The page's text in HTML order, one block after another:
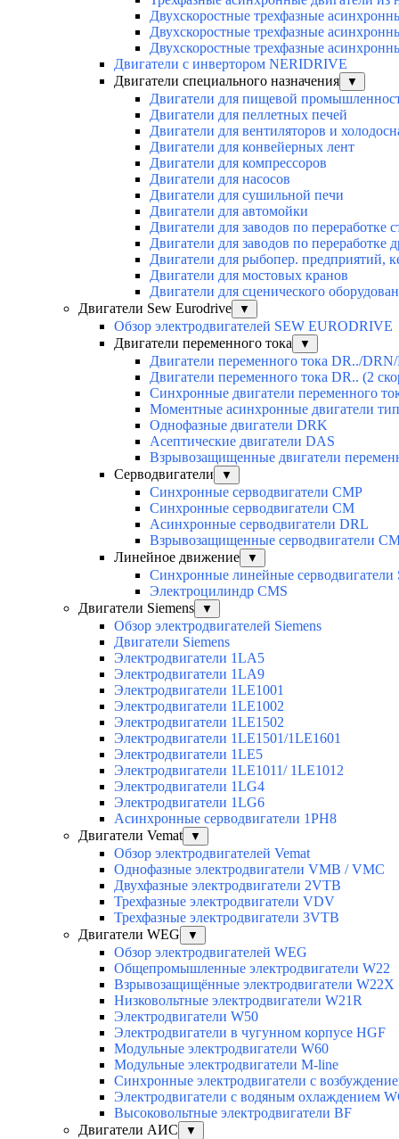
Двухскоростные трехфазные
Двухскоростные трехфазные
Двухскоростные трехфазные
Двигатели с инвертором NERIDRIVE
Двигатели специального назначения
▼
Двигатели для пищевой
Двигатели для пеллетных печей
Двигатели для вентиляторов и
Двигатели для конвейерных лент
Двигатели для компрессоров
Двигатели для насосов
Двигатели для сушильной печи
Двигатели для автомойки
Двигатели для заводов по переработке
Двигатели для заводов по переработке
Двигатели для рыбопер. предприятий,
Двигатели для мостовых кранов
Двигатели для сценического
Двигатели Sew Eurodrive
▼
Обзор электродвигателей SEW EURODRIVE
Двигатели переменного тока
▼
Двигатели переменного тока DR../DRN/
Двигатели переменного тока DR.. (2
Синхронные двигатели переменного
Моментные асинхронные двигатели
Однофазные двигатели DRK
Асептические двигатели DAS
Взрывозащищенные двигатели
Серводвигатели
▼
Синхронные серводвигатели CMP
Синхронные серводвигатели CM
Асинхронные серводвигатели DRL
Взрывозащищенные серводвигатели
Линейное движение
▼
Синхронные линейные серводвигатели
Электроцилиндр CMS
Двигатели Siemens
▼
Обзор электродвигателей Siemens
Двигатели Siemens
Электродвигатели 1LA5
Электродвигатели 1LA9
Электродвигатели 1LE1001
Электродвигатели 1LE1002
Электродвигатели 1LE1502
Электродвигатели 1LE1501/1LE1601
Электродвигатели 1LE5
Электродвигатели 1LE1011/ 1LE1012
Электродвигатели 1LG4
Электродвигатели 1LG6
Асинхронные серводвигатели 1PH8
Двигатели Vemat
▼
Обзор электродвигателей Vemat
Однофазные электродвигатели VMB / VMC
Двухфазные электродвигатели 2VTB
Трехфазные электродвигатели VDV
Трехфазные электродвигатели 3VTB
Двигатели WEG
▼
Обзор электродвигателей WEG
Общепромышленные электродвигатели W22
Взрывозащищённые электродвигатели W22X
Низковольтные электродвигатели W21R
Электродвигатели W50
Электродвигатели в чугунном корпусе HGF
Модульные электродвигатели W60
Модульные электродвигатели M-line
Синхронные электродвигатели с
Электродвигатели с водяным охлаждением
Высоковольтные электродвигатели BF
Двигатели АИС
▼